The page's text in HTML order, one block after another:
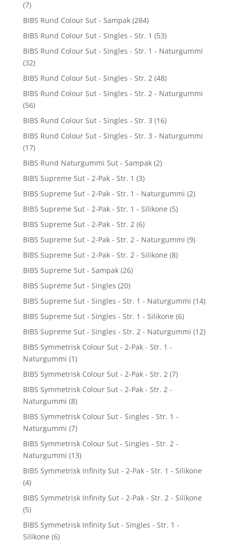
(7)
BIBS Rund Colour Sut - Sampak (284)
BIBS Rund Colour Sut - Singles - Str. 1 (53)
BIBS Rund Colour Sut - Singles - Str. 1 - Naturgummi
(32)
BIBS Rund Colour Sut - Singles - Str. 2 (48)
BIBS Rund Colour Sut - Singles - Str. 2 - Naturgummi
(56)
BIBS Rund Colour Sut - Singles - Str. 3 (16)
BIBS Rund Colour Sut - Singles - Str. 3 - Naturgummi
(17)
BIBS Rund Naturgummi Sut - Sampak (2)
BIBS Supreme Sut - 2-Pak - Str. 1 (3)
BIBS Supreme Sut - 2-Pak - Str. 1 - Naturgummi (2)
BIBS Supreme Sut - 2-Pak - Str. 1 - Silikone (5)
BIBS Supreme Sut - 2-Pak - Str. 2 (6)
BIBS Supreme Sut - 2-Pak - Str. 2 - Naturgummi (9)
BIBS Supreme Sut - 2-Pak - Str. 2 - Silikone (8)
BIBS Supreme Sut - Sampak (26)
BIBS Supreme Sut - Singles (20)
BIBS Supreme Sut - Singles - Str. 1 - Naturgummi (14)
BIBS Supreme Sut - Singles - Str. 1 - Silikone (6)
BIBS Supreme Sut - Singles - Str. 2 - Naturgummi (12)
BIBS Symmetrisk Colour Sut - 2-Pak - Str. 1 -
Naturgummi (1)
BIBS Symmetrisk Colour Sut - 2-Pak - Str. 2 (7)
BIBS Symmetrisk Colour Sut - 2-Pak - Str. 2 -
Naturgummi (8)
BIBS Symmetrisk Colour Sut - Singles - Str. 1 -
Naturgummi (7)
BIBS Symmetrisk Colour Sut - Singles - Str. 2 -
Naturgummi (13)
BIBS Symmetrisk Infinity Sut - 2-Pak - Str. 1 - Silikone
(4)
BIBS Symmetrisk Infinity Sut - 2-Pak - Str. 2 - Silikone
(5)
BIBS Symmetrisk Infinity Sut - Singles - Str. 1 -
Silikone (6)